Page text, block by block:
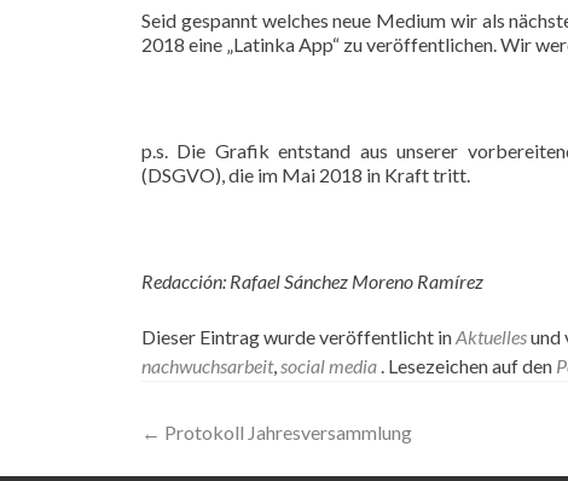
Seid gespannt welches neue Medium wir als
2018 eine „Latinka App“ zu veröffentlichen. Wir
p.s. Die Grafik entstand aus unserer
(DSGVO), die im Mai 2018 in Kraft tritt.
Redacción: Rafael Sánchez Moreno Ramírez
Dieser Eintrag wurde veröffentlicht inAktuellesund
nachwuchsarbeit,social media . Lesezeichen auf den
Artikel-
← Protokoll Jahresversammlung